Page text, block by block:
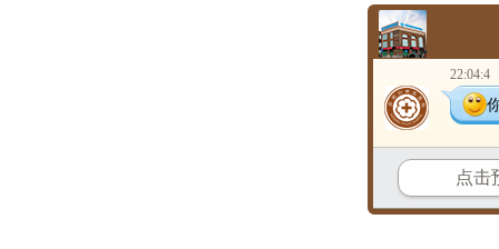
22:04:4
点击